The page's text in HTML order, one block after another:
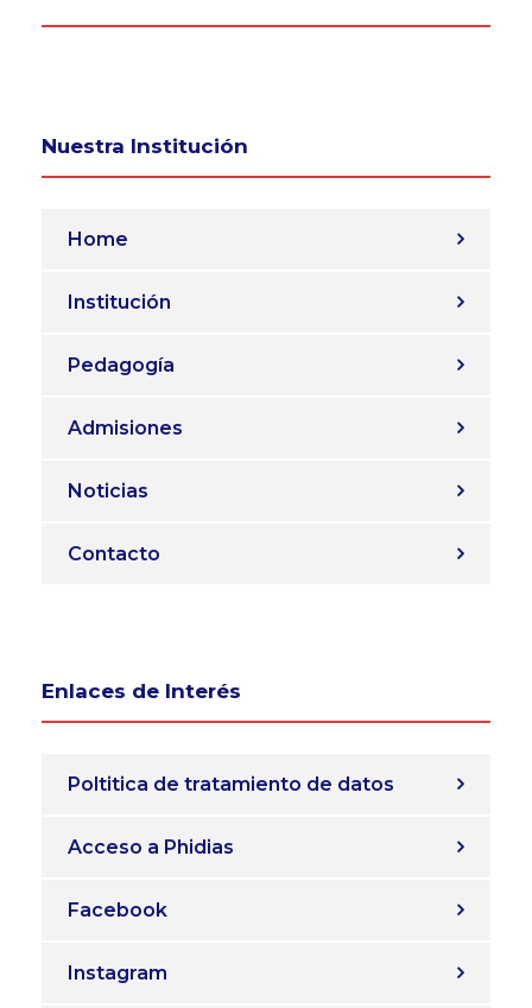
Nuestra Institución
Home
Institución
Pedagogía
Admisiones
Noticias
Contacto
Enlaces de Interés
Poltitica de tratamiento de datos
Acceso a Phidias
Facebook
Instagram